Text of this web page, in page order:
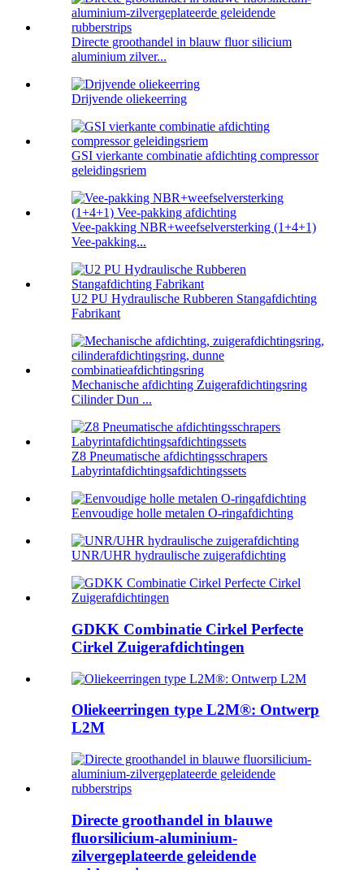
Directe groothandel in blauw fluor silicium
aluminium zilver...
Drijvende oliekeerring
GSI vierkante combinatie afdichting compressor
geleidingsriem
Vee-pakking NBR+weefselversterking (1+4+1)
Vee-pakking...
U2 PU Hydraulische Rubberen Stangafdichting
Fabrikant
Mechanische afdichting Zuigerafdichtingsring
Cilinder Dun ...
Z8 Pneumatische afdichtingsschrapers
Labyrintafdichtingsafdichtingssets
Eenvoudige holle metalen O-ringafdichting
UNR/UHR hydraulische zuigerafdichting
GDKK Combinatie Cirkel Perfecte
Cirkel Zuigerafdichtingen
Oliekeerringen type L2M®: Ontwerp
L2M
Directe groothandel in blauwe
fluorsilicium-aluminium-
zilvergeplateerde geleidende